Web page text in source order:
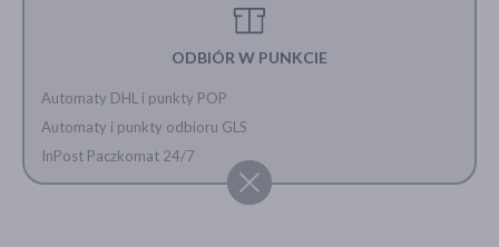
ODBIÓR W PUNKCIE
Automaty DHL i punkty POP
Automaty i punkty odbioru GLS
InPost Paczkomat 24/7